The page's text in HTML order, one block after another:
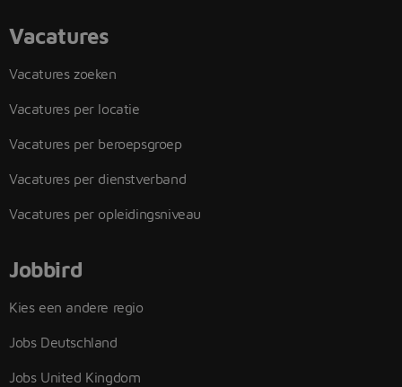
Vacatures
Vacatures zoeken
Vacatures per locatie
Vacatures per beroepsgroep
Vacatures per dienstverband
Vacatures per opleidingsniveau
Jobbird
Kies een andere regio
Jobs Deutschland
Jobs United Kingdom